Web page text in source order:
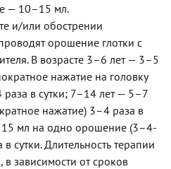
— 10–15 мл.
и/или обострении
орошение глотки с
В возрасте 3–6 лет — 3–5
нажатие на головку
в сутки; 7–14 лет — 5–7
нажатие) 3–4 раза в
мл на одно орошение (3–4-
сутки. Длительность терапии
в зависимости от сроков